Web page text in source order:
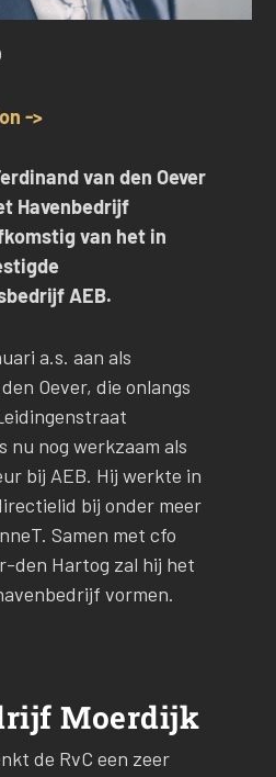
->
van den Oever
Havenbedrijf
van het in
AEB.
a.s. aan als
Oever, die onlangs
nu nog werkzaam als
bij AEB. Hij werkte in
bij onder meer
Samen met cfo
den Hartog zal hij het
vormen.
Moerdijk
de RvC een zeer